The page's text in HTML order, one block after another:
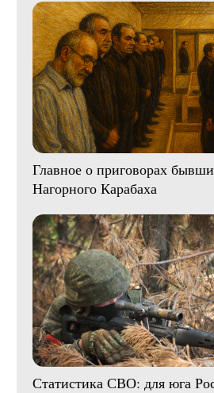
Главное о приговорах
Нагорного Карабаха
Статистика СВО: для юга